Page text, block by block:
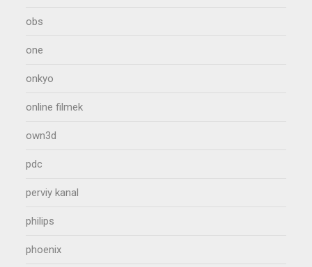
obs
one
onkyo
online filmek
own3d
pdc
perviy kanal
philips
phoenix